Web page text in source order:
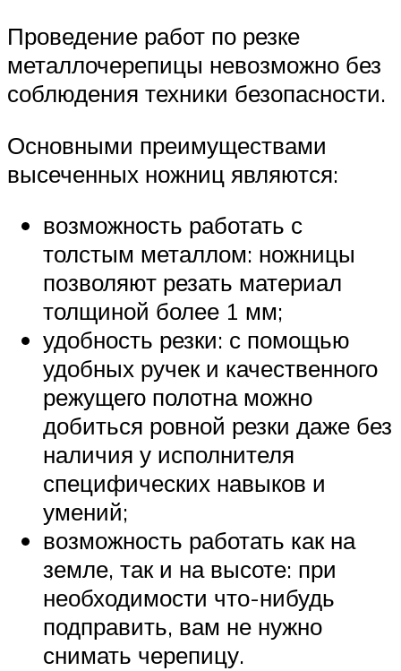
Проведение работ по резке
металлочерепицы невозможно без
соблюдения техники безопасности.
Основными преимуществами
высеченных ножниц являются:
возможность работать с
толстым металлом: ножницы
позволяют резать материал
толщиной более 1 мм;
удобность резки: с помощью
удобных ручек и качественного
режущего полотна можно
добиться ровной резки даже без
наличия у исполнителя
специфических навыков и
умений;
возможность работать как на
земле, так и на высоте: при
необходимости что-нибудь
подправить, вам не нужно
снимать черепицу.